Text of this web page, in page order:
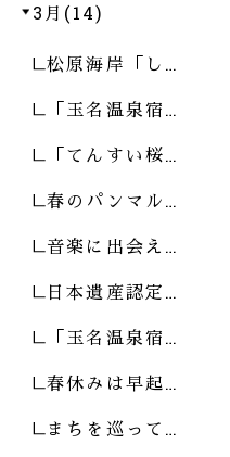
3月(14)
松原海岸「し…
「玉名温泉宿…
「てんすい桜…
春のパンマル…
音楽に出会え…
日本遺産認定…
「玉名温泉宿…
春休みは早起…
まちを巡って…